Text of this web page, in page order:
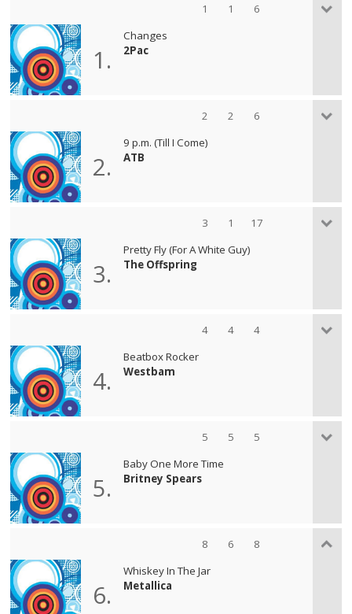
1 1 6
1.
Changes
2Pac
2 2 6
2.
9 p.m. (Till I Come)
ATB
3 1 17
3.
Pretty Fly (For A White Guy)
The Offspring
4 4 4
4.
Beatbox Rocker
Westbam
5 5 5
5.
Baby One More Time
Britney Spears
8 6 8
6.
Whiskey In The Jar
Metallica